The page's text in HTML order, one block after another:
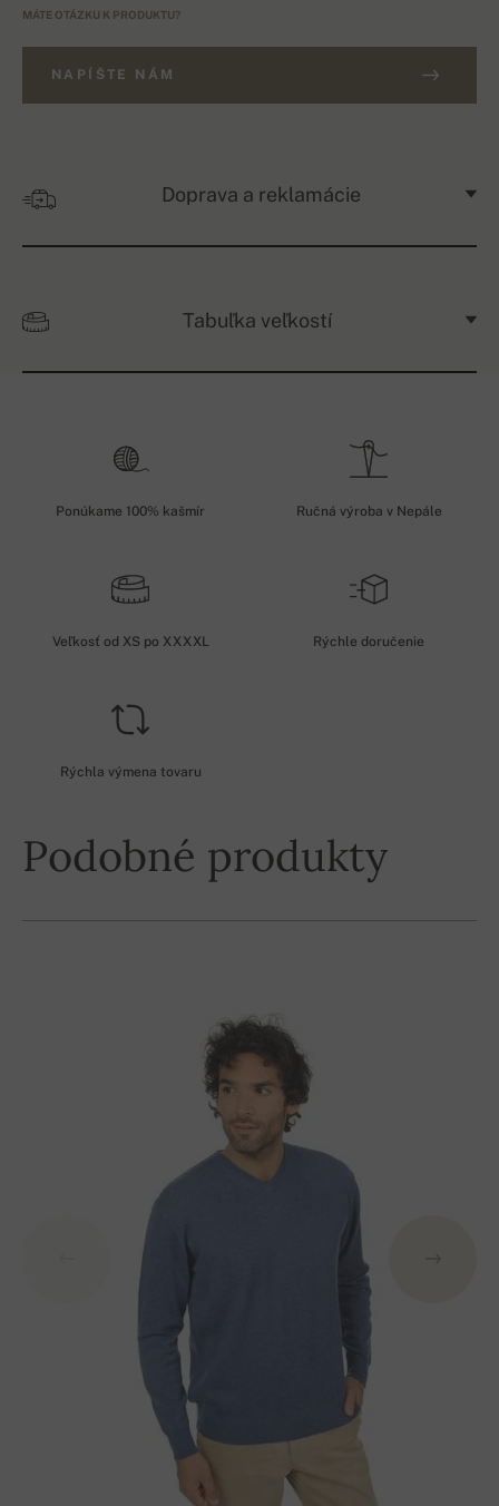
MÁTE OTÁZKU K PRODUKTU?
NAPÍŠTE NÁM
Doprava a reklamácie
Tabuľka veľkostí
Ponúkame 100% kašmír Ručná výroba v Nepále
Veľkosť od XS po XXXXL Rýchle doručenie
Rýchla výmena tovaru
Podobné produkty